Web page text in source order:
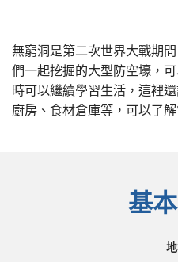
無窮洞是第二次世界大戰期
們一起挖掘的大型防空壕，
時可以繼續學習生活，這裡
廚房、食材倉庫等，可以了
基